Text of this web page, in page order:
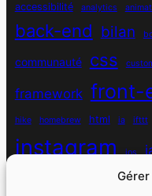
accessibilité analytics
back-end bilan
communauté css
framework front-
hike homebrew html ia ifttt
instagram ios
masonry